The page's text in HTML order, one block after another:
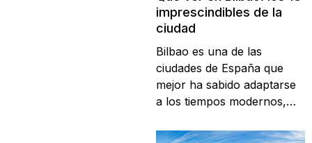
imprescindibles de la
ciudad
Bilbao es una de las
ciudades de España que
mejor ha sabido adaptarse
a los tiempos modernos,
en servicios. Su antiguo